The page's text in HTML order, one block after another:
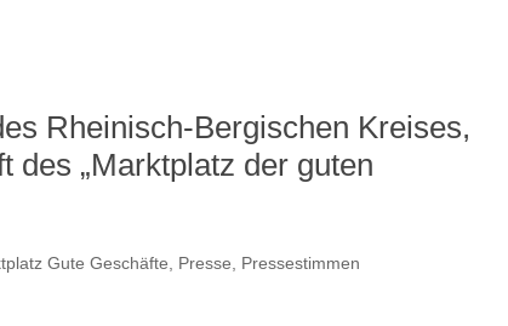
Rheinisch-Bergischen Kreises,
des „Marktplatz der guten
Gute Geschäfte Presse
Pressestimmen